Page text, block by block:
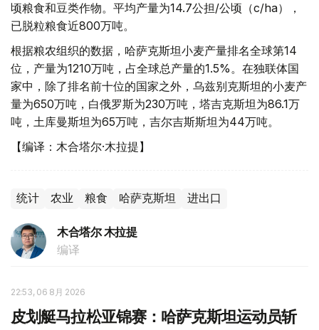
顷粮食和豆类作物。平均产量为14.7公担/公顷（c/ha），
已脱粒粮食近800万吨。
根据粮农组织的数据，哈萨克斯坦小麦产量排名全球第14
位，产量为1210万吨，占全球总产量的1.5%。在独联体国
家中，除了排名前十位的国家之外，乌兹别克斯坦的小麦产
量为650万吨，白俄罗斯为230万吨，塔吉克斯坦为86.1万
吨，土库曼斯坦为65万吨，吉尔吉斯斯坦为44万吨。
【编译：木合塔尔·木拉提】
统计 农业 粮食 哈萨克斯坦 进出口
木合塔尔 木拉提
编译
22:53, 06 8月 2026
皮划艇马拉松亚锦赛：哈萨克斯坦运动员斩